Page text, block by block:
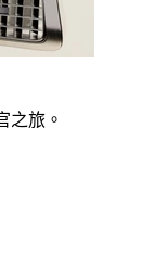
之旅。